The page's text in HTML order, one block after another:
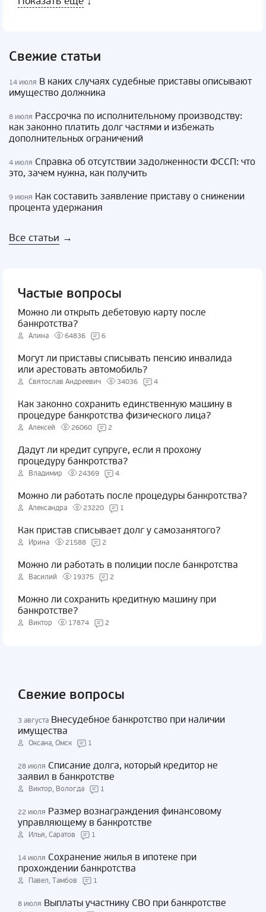
Свежие статьи
14 июля В каких случаях судебные приставы описывают
имущество должника
8 июля Рассрочка по исполнительному производству:
как законно платить долг частями и избежать
дополнительных ограничений
4 июля Справка об отсутствии задолженности ФССП: что
это, зачем нужна, как получить
9 июня Как составить заявление приставу о снижении
процента удержания
Все статьи →
Частые вопросы
Можно ли открыть дебетовую карту после
банкротства?
Алина 64836 6
Могут ли приставы списывать пенсию инвалида
или арестовать автомобиль?
Святослав Андреевич 34036 4
Как законно сохранить единственную машину в
процедуре банкротства физического лица?
Алексей 26060 2
Дадут ли кредит супруге, если я прохожу
процедуру банкротства?
Владимир 24369 4
Можно ли работать после процедуры банкротства?
Александра 23220 1
Как пристав списывает долг у самозанятого?
Ирина 21588 2
Можно ли работать в полиции после банкротства
Василий 19375 2
Можно ли сохранить кредитную машину при
банкротстве?
Виктор 17874 2
Свежие вопросы
3 августа Внесудебное банкротство при наличии
имущества
Оксана, Омск 1
28 июля Списание долга, который кредитор не
заявил в банкротстве
Виктор, Вологда 1
22 июля Размер вознаграждения финансовому
управляющему в банкротстве
Илья, Саратов 1
14 июля Сохранение жилья в ипотеке при
прохождении банкротства
Павел, Тамбов 1
8 июля Выплаты участнику СВО при банкротстве